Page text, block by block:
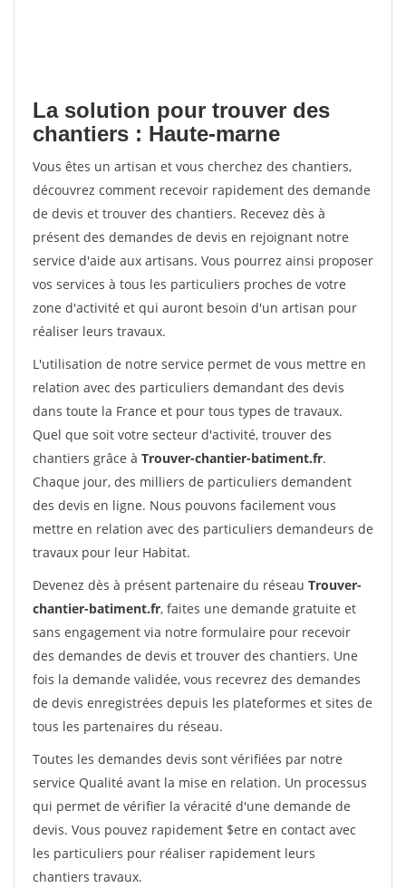
La solution pour trouver des
chantiers : Haute-marne
Vous êtes un artisan et vous cherchez des chantiers,
découvrez comment recevoir rapidement des demande
de devis et trouver des chantiers. Recevez dès à
présent des demandes de devis en rejoignant notre
service d'aide aux artisans. Vous pourrez ainsi proposer
vos services à tous les particuliers proches de votre
zone d'activité et qui auront besoin d'un artisan pour
réaliser leurs travaux.
L'utilisation de notre service permet de vous mettre en
relation avec des particuliers demandant des devis
dans toute la France et pour tous types de travaux.
Quel que soit votre secteur d'activité, trouver des
chantiers grâce à Trouver-chantier-batiment.fr.
Chaque jour, des milliers de particuliers demandent
des devis en ligne. Nous pouvons facilement vous
mettre en relation avec des particuliers demandeurs de
travaux pour leur Habitat.
Devenez dès à présent partenaire du réseau Trouver-
chantier-batiment.fr, faites une demande gratuite et
sans engagement via notre formulaire pour recevoir
des demandes de devis et trouver des chantiers. Une
fois la demande validée, vous recevrez des demandes
de devis enregistrées depuis les plateformes et sites de
tous les partenaires du réseau.
Toutes les demandes devis sont vérifiées par notre
service Qualité avant la mise en relation. Un processus
qui permet de vérifier la véracité d'une demande de
devis. Vous pouvez rapidement $etre en contact avec
les particuliers pour réaliser rapidement leurs
chantiers travaux.